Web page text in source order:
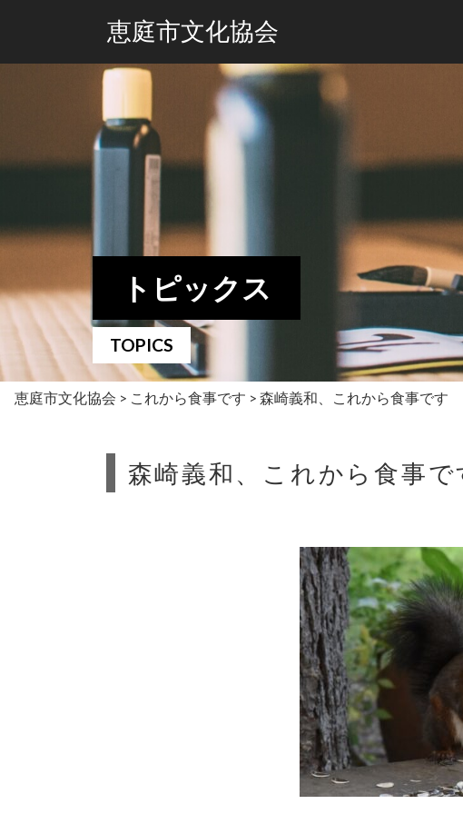
恵庭市文化協会
トピックス
TOPICS
恵庭市文化協会 > これから食事です > 森崎義和、これから食事です
森崎義和、これから食事で